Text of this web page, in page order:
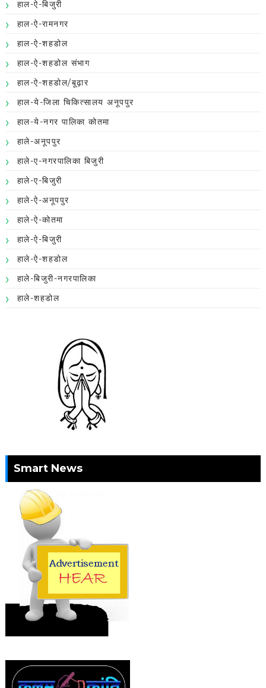
हाल-ऐ-बिजुरी
हाल-ऐ-रामनगर
हाल-ऐ-शहडोल
हाल-ऐ-शहडोल संभाग
हाल-ऐ-शहडोल/बूढ़ार
हाल-ये-जिला चिकित्सालय अनूपपुर
हाल-ये-नगर पालिका कोतमा
हाले-अनूपपुर
हाले-ए-नगरपालिका बिजुरी
हाले-ए-बिजुरी
हाले-ऐ-अनूपपुर
हाले-ऐ-कोतमा
हाले-ऐ-बिजुरी
हाले-ऐ-शहडोल
हाले-बिजुरी-नगरपालिका
हाले-शहडोल
Smart News